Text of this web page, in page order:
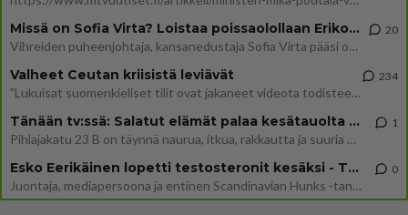
Missä on Sofia Virta? Loistaa poissaolollaan Erikoisjoukot uudelta kaudelta
Vihreiden puheenjohtaja, kansanedustaja Sofia Virta pääsi otsikoihin, kun tieto hänen osallistumisestaan Erikoisjoukot-k
20
Valheet Ceutan kriisistä leviävät
"Lukuisat suomenkieliset tilit ovat jakaneet videota todisteena siitä, että siirtolaisjoukot aiheuttavat edelleen Ceutas
234
Tänään tv:ssä: Salatut elämät palaa kesätauolta - Tässä hieman juonipaljastuksia
Pihlajakatu 23 B on täynnä naurua, itkua, rakkautta ja suuria salaisuuksia. Suomalaisten yksi pitkäikäisimmistä draamas
1
Esko Eerikäinen lopetti testosteronit kesäksi - Tämä ikävä vaikutus iski heti
Juontaja, mediapersoona ja entinen Scandinavian Hunks -tanssija Esko Eerikäinen on tunnettu avoimuudestaan. Nyt Eerikäi
0